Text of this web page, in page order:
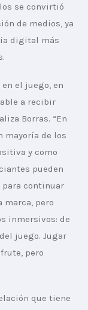
se convirtió
de medios, ya
digital más
el juego, en
a recibir
Borras. “En
mayoría de los
y como
pueden
para continuar
marca, pero
inmersivos: de
juego. Jugar
pero
que tiene